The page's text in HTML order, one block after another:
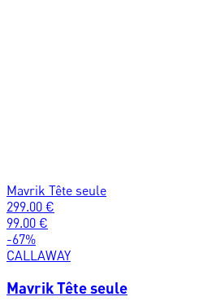
Mavrik Tête seule
299.00 €
99.00 €
-67%
CALLAWAY
Mavrik Tête seule